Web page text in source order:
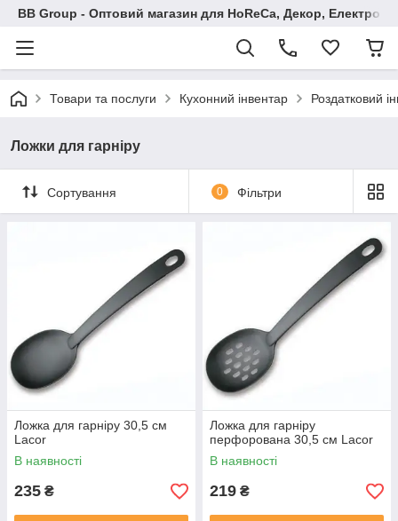
BB Group - Оптовий магазин для HoReCa, Декор,
Товари та послуги Кухонний інвентар Роздатковий
Ложки для гарніру
Сортування 0 Фільтри
Ложка для гарніру 30,5 см
Lacor
В наявності
235 ₴
Ложка для гарніру
перфорована 30,5 см Lacor
В наявності
219 ₴